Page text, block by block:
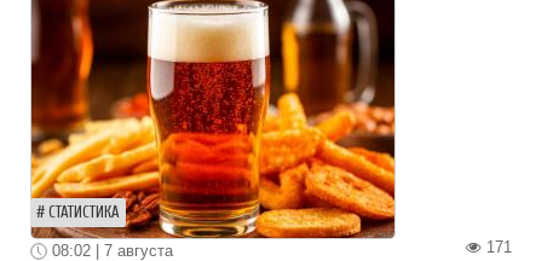
СТАТИСТИКА
171
08:02 | 7 августа